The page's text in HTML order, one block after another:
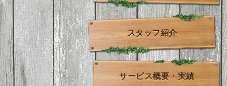
スタッフ紹介
サービス概要・実績